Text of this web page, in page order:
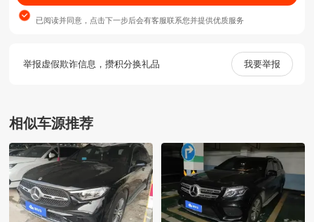
已阅读并同意，点击下一步后会有客服联系您并提供优质服务
举报虚假欺诈信息，攒积分换礼品 我要举报
相似车源推荐